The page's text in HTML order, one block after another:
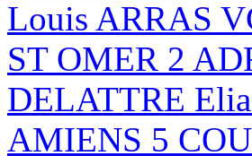
Louis ARRAS
ST OMER 2
DELATTRE
AMIENS 5